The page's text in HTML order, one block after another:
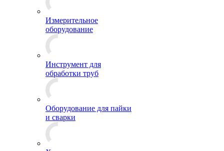
Измерительное
оборудование
Инструмент для
обработки труб
Оборудование для пайки
и сварки